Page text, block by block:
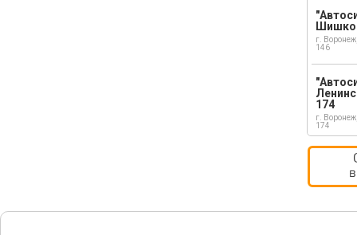
г.
146
174
г.
174